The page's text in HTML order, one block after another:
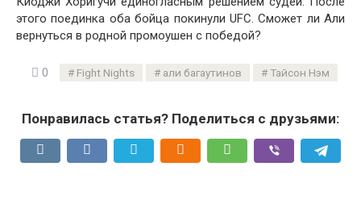
этого поединка оба бойца покинули UFC. Сможет ли Али
вернуться в родной промоушен с победой?
0 Fight Nights али багаутинов Тайсон Нэм
Понравилась статья? Поделиться с друзьями: